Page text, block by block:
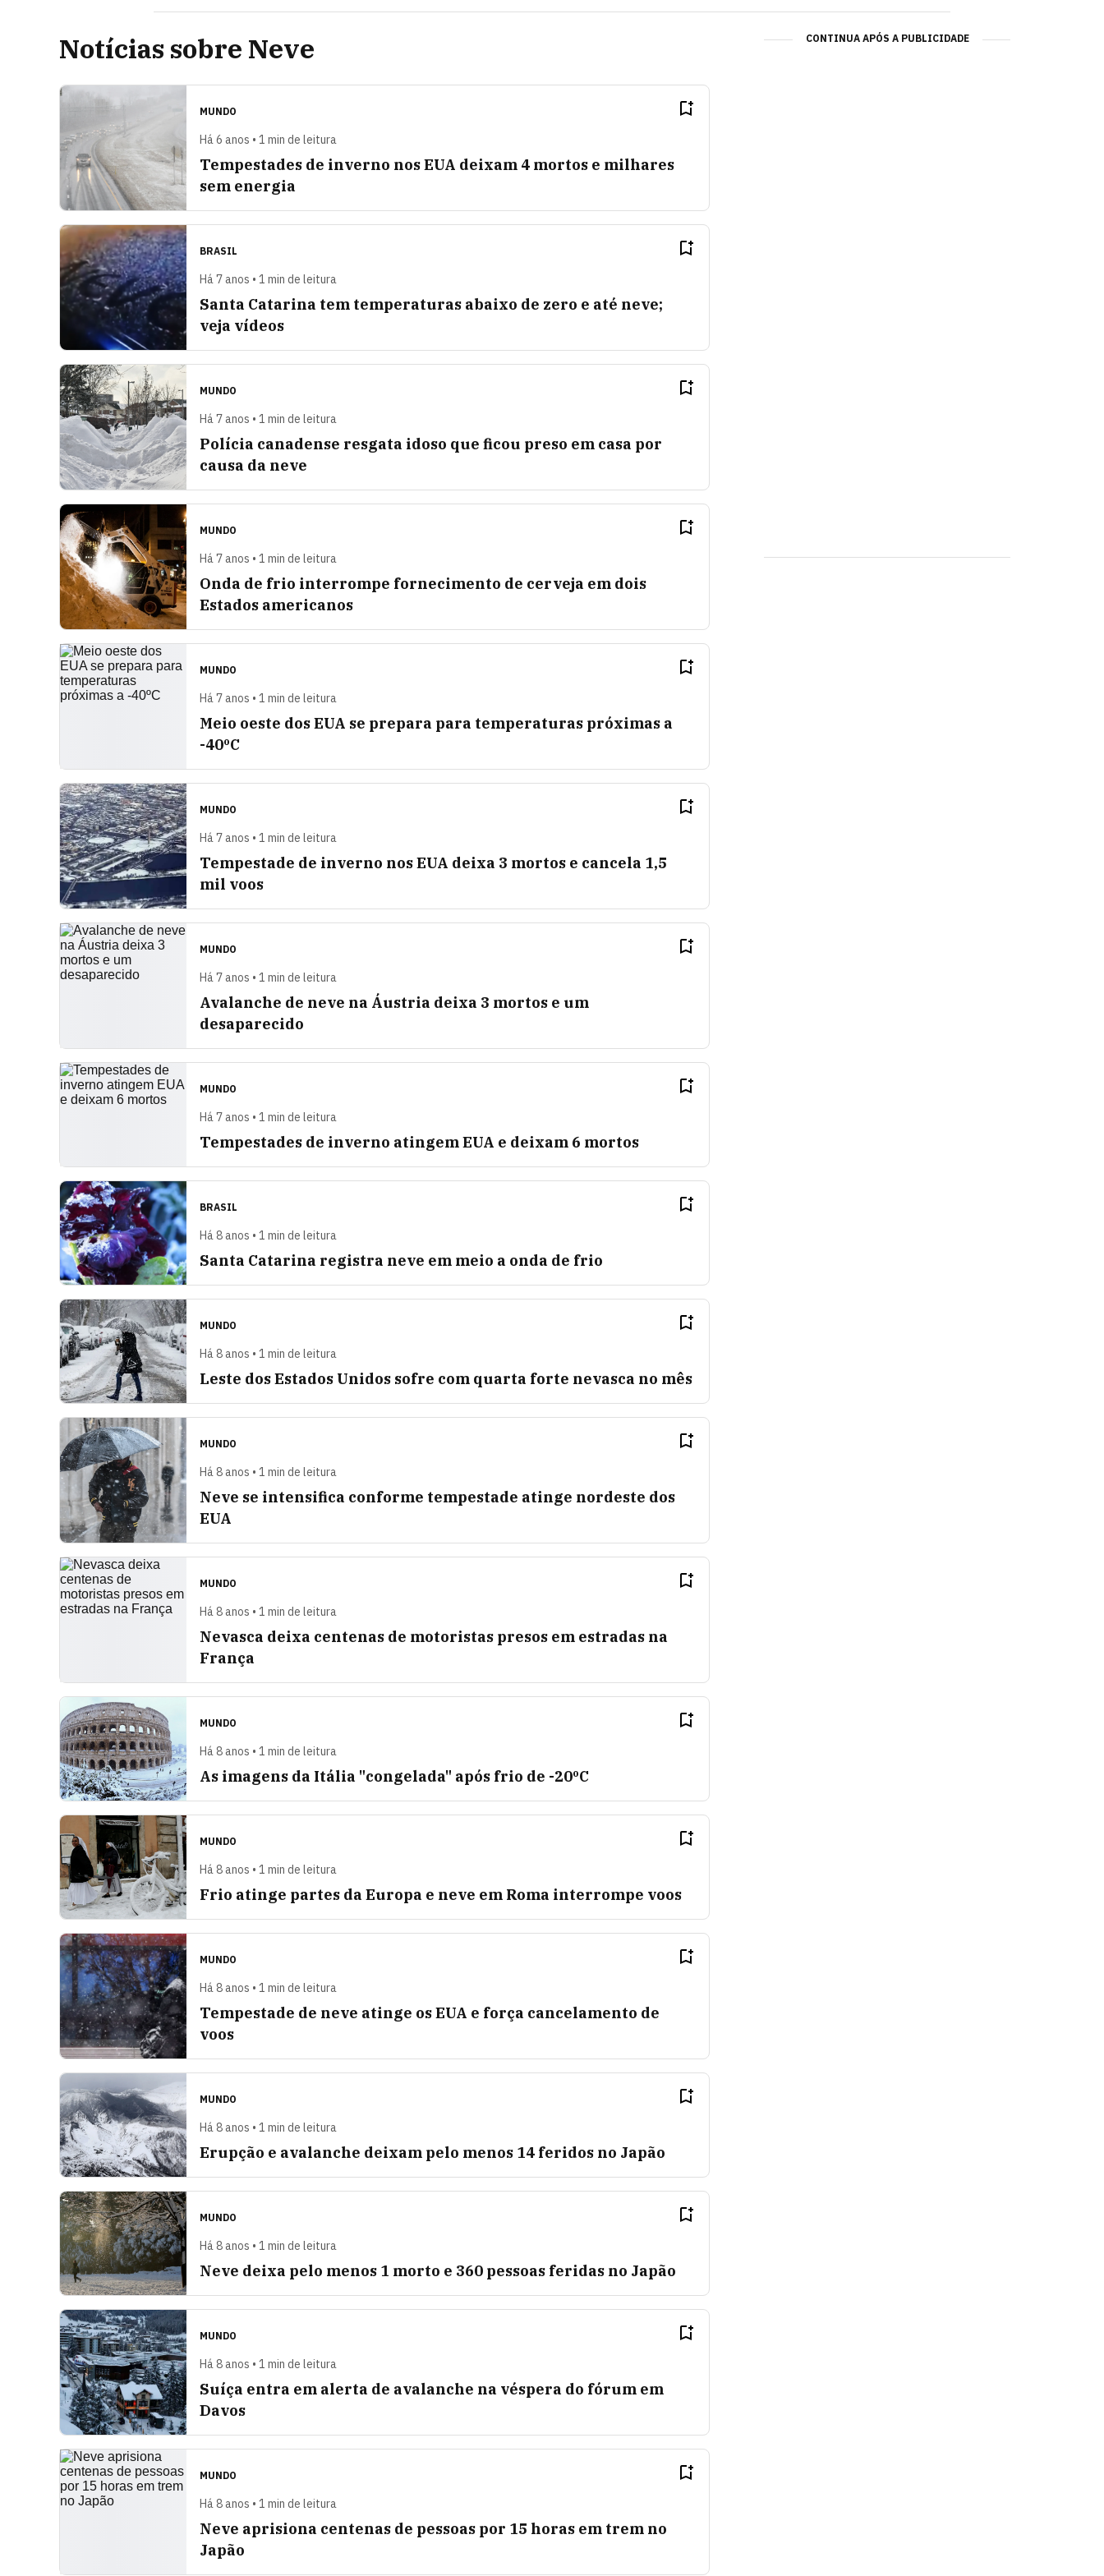
Notícias sobre Neve
MUNDO
Há 6 anos • 1 min de leitura
Tempestades de inverno nos EUA deixam 4 mortos e milhares
sem energia
BRASIL
Há 7 anos • 1 min de leitura
Santa Catarina tem temperaturas abaixo de zero e até neve;
veja vídeos
MUNDO
Há 7 anos • 1 min de leitura
Polícia canadense resgata idoso que ficou preso em casa por
causa da neve
MUNDO
Há 7 anos • 1 min de leitura
Onda de frio interrompe fornecimento de cerveja em dois
Estados americanos
MUNDO
Há 7 anos • 1 min de leitura
Meio oeste dos EUA se prepara para temperaturas próximas a
-40ºC
MUNDO
Há 7 anos • 1 min de leitura
Tempestade de inverno nos EUA deixa 3 mortos e cancela 1,5
mil voos
MUNDO
Há 7 anos • 1 min de leitura
Avalanche de neve na Áustria deixa 3 mortos e um
desaparecido
MUNDO
Há 7 anos • 1 min de leitura
Tempestades de inverno atingem EUA e deixam 6 mortos
BRASIL
Há 8 anos • 1 min de leitura
Santa Catarina registra neve em meio a onda de frio
MUNDO
Há 8 anos • 1 min de leitura
Leste dos Estados Unidos sofre com quarta forte nevasca no mês
MUNDO
Há 8 anos • 1 min de leitura
Neve se intensifica conforme tempestade atinge nordeste dos
EUA
MUNDO
Há 8 anos • 1 min de leitura
Nevasca deixa centenas de motoristas presos em estradas na
França
MUNDO
Há 8 anos • 1 min de leitura
As imagens da Itália "congelada" após frio de -20ºC
MUNDO
Há 8 anos • 1 min de leitura
Frio atinge partes da Europa e neve em Roma interrompe voos
MUNDO
Há 8 anos • 1 min de leitura
Tempestade de neve atinge os EUA e força cancelamento de
voos
MUNDO
Há 8 anos • 1 min de leitura
Erupção e avalanche deixam pelo menos 14 feridos no Japão
MUNDO
Há 8 anos • 1 min de leitura
Neve deixa pelo menos 1 morto e 360 pessoas feridas no Japão
MUNDO
Há 8 anos • 1 min de leitura
Suíça entra em alerta de avalanche na véspera do fórum em
Davos
MUNDO
Há 8 anos • 1 min de leitura
Neve aprisiona centenas de pessoas por 15 horas em trem no
Japão
CONTINUA APÓS A PUBLICIDADE